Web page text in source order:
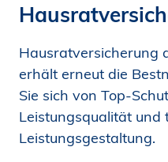
Hausratversicherung
erhält erneut die
Sie sich von Top-
Leistungsqualität
Leistungsgestaltung.